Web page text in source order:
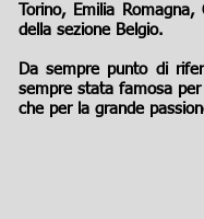
Torino, Emilia
della sezione Belgio.
Da sempre punto di
sempre stata famosa
che per la grande